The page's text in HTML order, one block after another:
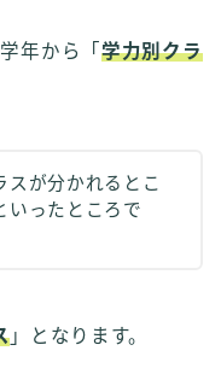
年から「 学力別クラ
スが分かれるとこ
いったところで
」となります。